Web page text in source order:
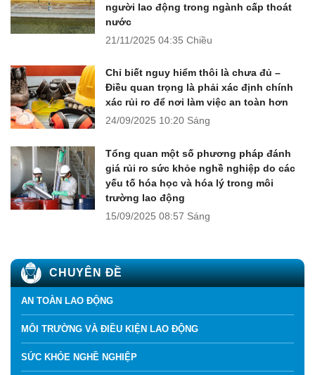
người lao động trong ngành cấp thoát
nước
21/11/2025 04:35 Chiều
Chỉ biết nguy hiểm thôi là chưa đủ –
Điều quan trọng là phải xác định chính
xác rủi ro để nơi làm việc an toàn hơn
24/09/2025 10:20 Sáng
Tổng quan một số phương pháp đánh
giá rủi ro sức khỏe nghề nghiệp do các
yếu tố hóa học và hóa lý trong môi
trường lao động
15/09/2025 08:57 Sáng
CHUYÊN ĐỀ
AN TOÀN LAO ĐỘNG
MÔI TRƯỜNG VÀ ĐIỀU KIỆN LAO ĐỘNG
SỨC KHỎE NGHỀ NGHIỆP